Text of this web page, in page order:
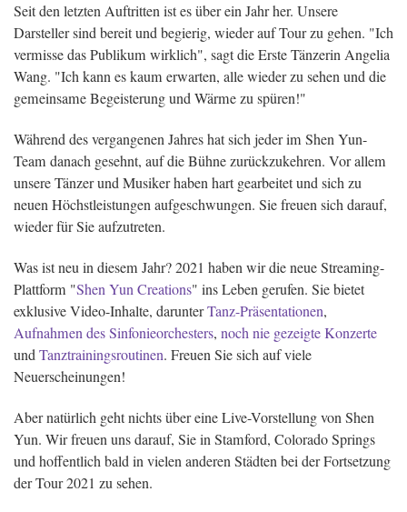
Seit den letzten Auftritten ist es über ein Jahr her. Unsere
Darsteller sind bereit und begierig, wieder auf Tour zu gehen. "Ich
vermisse das Publikum wirklich", sagt die Erste Tänzerin Angelia
Wang. "Ich kann es kaum erwarten, alle wieder zu sehen und die
gemeinsame Begeisterung und Wärme zu spüren!"
Während des vergangenen Jahres hat sich jeder im Shen Yun-
Team danach gesehnt, auf die Bühne zurückzukehren. Vor allem
unsere Tänzer und Musiker haben hart gearbeitet und sich zu
neuen Höchstleistungen aufgeschwungen. Sie freuen sich darauf,
wieder für Sie aufzutreten.
Was ist neu in diesem Jahr? 2021 haben wir die neue Streaming-
Plattform "Shen Yun Creations" ins Leben gerufen. Sie bietet
exklusive Video-Inhalte, darunterTanz-Präsentationen,
Aufnahmen des Sinfonieorchesters, noch nie gezeigte Konzerte
undTanztrainingsroutinen. Freuen Sie sich auf viele
Neuerscheinungen!
Aber natürlich geht nichts über eine Live-Vorstellung von Shen
Yun. Wir freuen uns darauf, Sie in Stamford, Colorado Springs
und hoffentlich bald in vielen anderen Städten bei der Fortsetzung
der Tour 2021 zu sehen.